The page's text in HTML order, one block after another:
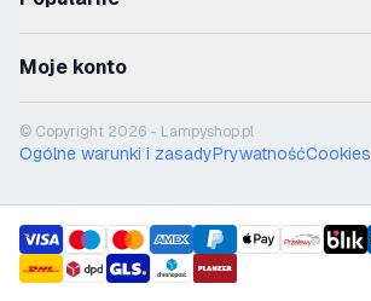
Moje konto
© Copyright 2026 - Lampyshop.pl
Ogólne warunki i zasadyPrywatnośćCookies
payment methods
shipment methods